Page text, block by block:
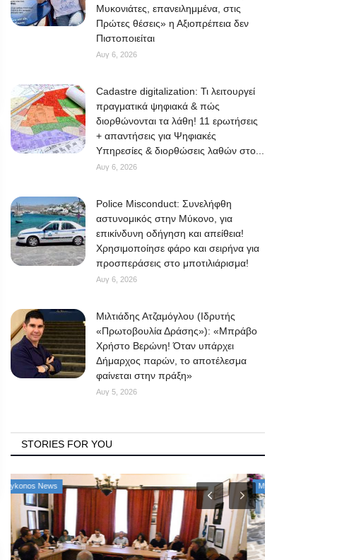
Μυκονιάτες, επανειλημμένα, στις
Πρώτες θέσεις» η Αξιοπρέπεια δεν
Πιστοποιείται
Αυγ 6, 2026
Cadastre digitalization: Τι λειτουργεί
πραγματικά ψηφιακά & πώς
διορθώνονται τα λάθη! 11 ερωτήσεις
+ απαντήσεις για Ψηφιακές
Υπηρεσίες & διορθώσεις λαθών στο...
Αυγ 6, 2026
Police Misconduct: Συνελήφθη
αστυνομικός στην Μύκονο, για
επικίνδυνη οδήγηση και απείθεια!
Χρησιμοποίησε φάρο και σειρήνα για
προσπεράσεις στο μποτιλιάρισμα!
Αυγ 6, 2026
Μιλτιάδης Ατζαμόγλου (Ιδρυτής
«Πρωτοβουλία Δράσης»): «Μπράβο
Χρήστο Βερώνη! Όταν υπάρχει
Δήμαρχος παρών, το αποτέλεσμα
φαίνεται στην πράξη»
Αυγ 5, 2026
STORIES FOR YOU
Mykonos News